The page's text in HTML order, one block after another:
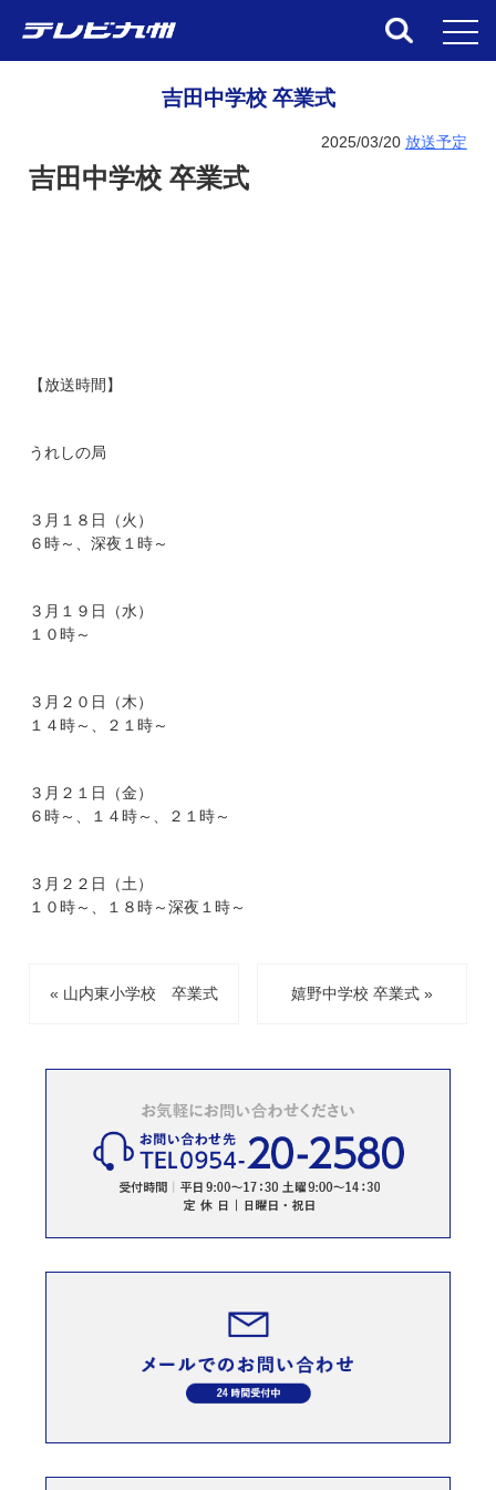
吉田中学校 卒業式
2025/03/20 放送予定
吉田中学校 卒業式
【放送時間】
うれしの局
３月１８日（火）
６時～、深夜１時～
３月１９日（水）
１０時～
３月２０日（木）
１４時～、２１時～
３月２１日（金）
６時～、１４時～、２１時～
３月２２日（土）
１０時～、１８時～深夜１時～
« 山内東小学校 卒業式 嬉野中学校 卒業式 »